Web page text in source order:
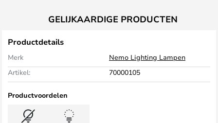
GELIJKAARDIGE PRODUCTEN
Productdetails
Merk
Nemo Lighting Lampen
Artikel:
70000105
Productvoordelen